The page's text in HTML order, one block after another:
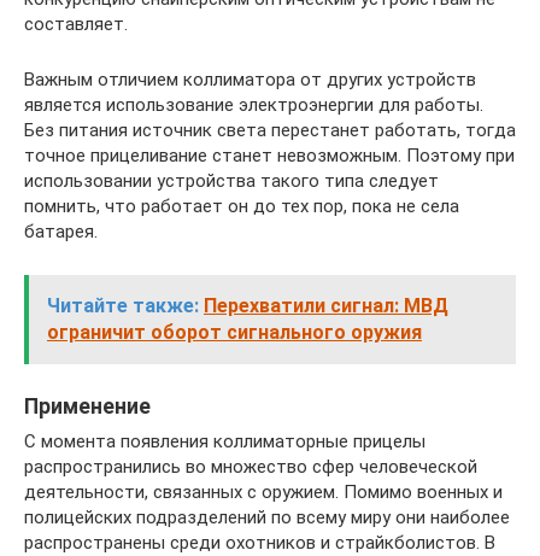
составляет.
Важным отличием коллиматора от других устройств
является использование электроэнергии для работы.
Без питания источник света перестанет работать, тогда
точное прицеливание станет невозможным. Поэтому при
использовании устройства такого типа следует
помнить, что работает он до тех пор, пока не села
батарея.
Читайте также: Перехватили сигнал: МВД
ограничит оборот сигнального оружия
Применение
С момента появления коллиматорные прицелы
распространились во множество сфер человеческой
деятельности, связанных с оружием. Помимо военных и
полицейских подразделений по всему миру они наиболее
распространены среди охотников и страйкболистов. В